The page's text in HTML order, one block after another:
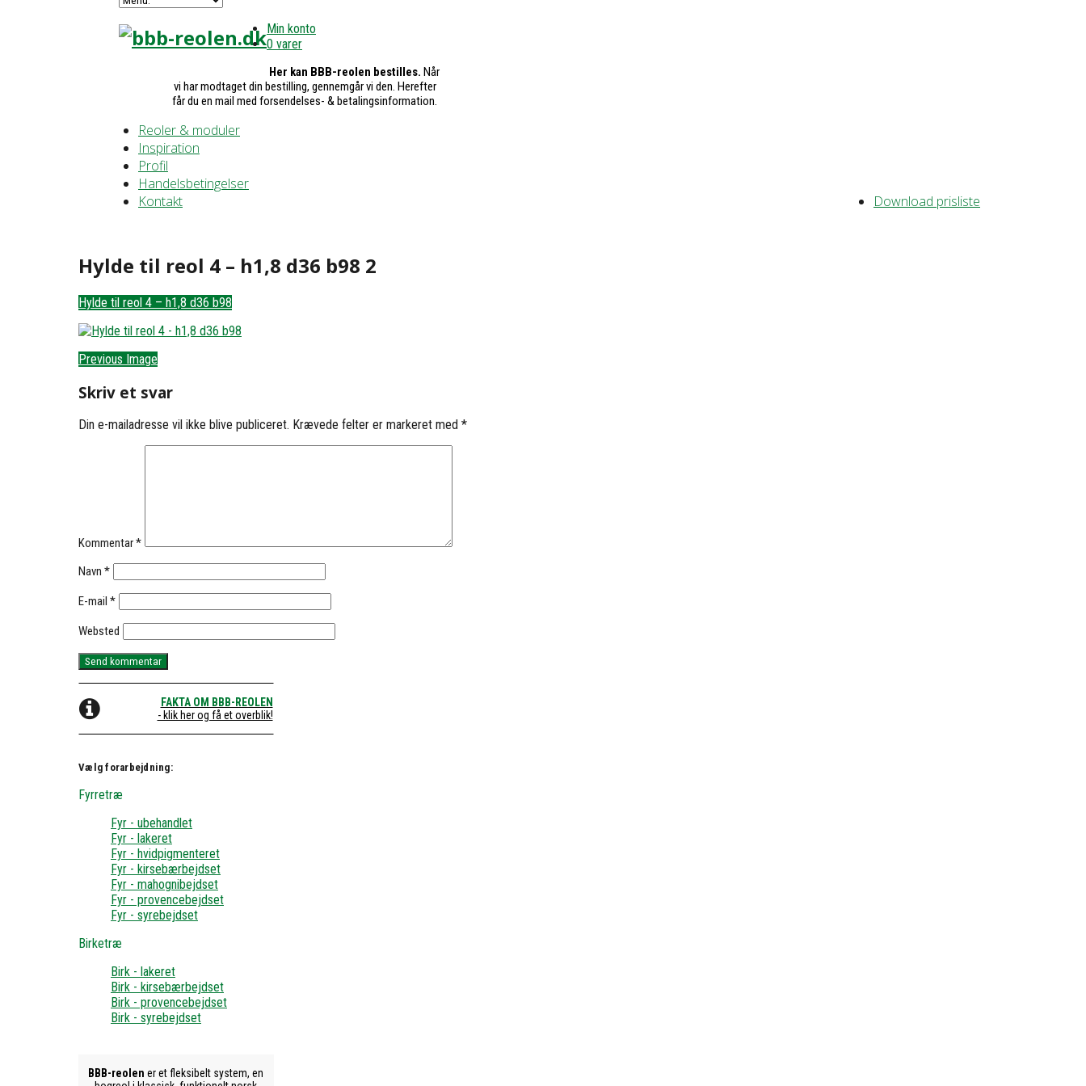
Min konto
0 varer
Her kan BBB-reolen bestilles. Når
vi har modtaget din bestilling, gennemgår vi den. Herefter
får du en mail med forsendelses- & betalingsinformation.
Reoler & moduler
Inspiration
Profil
Handelsbetingelser
Download prisliste
Kontakt
Hylde til reol 4 – h1,8 d36 b98 2
Hylde til reol 4 – h1,8 d36 b98
Previous Image
Skriv et svar
Din e-mailadresse vil ikke blive publiceret. Krævede felter er markeret med *
Kommentar*
Navn *
E-mail *
Websted
FAKTA OM BBB-REOLEN
- klik her og få et overblik!
Vælg forarbejdning:
Fyrretræ
Fyr - ubehandlet
Fyr - lakeret
Fyr - hvidpigmenteret
Fyr - kirsebærbejdset
Fyr - mahognibejdset
Fyr - provencebejdset
Fyr - syrebejdset
Birketræ
Birk - lakeret
Birk - kirsebærbejdset
Birk - provencebejdset
Birk - syrebejdset
BBB-reolen er et fleksibelt system, en